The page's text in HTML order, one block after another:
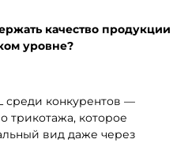
качество продукции
уровне?
среди конкурентов —
трикотажа, которое
вид даже через